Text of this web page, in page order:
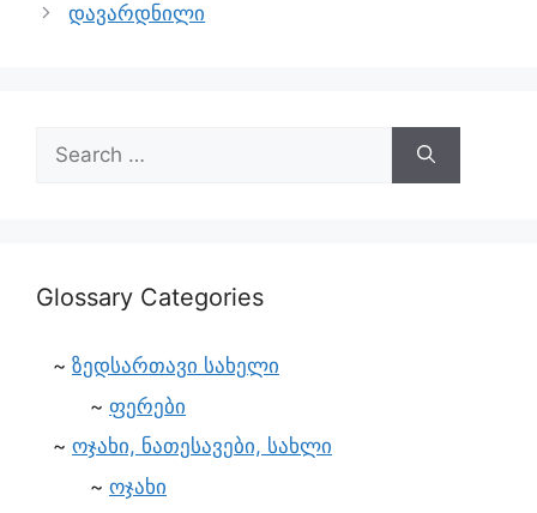
დავარდნილი
Glossary Categories
ზედსართავი სახელი
ფერები
ოჯახი, ნათესავები, სახლი
ოჯახი